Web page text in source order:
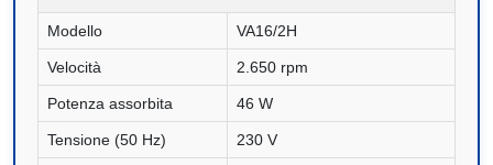
Modello VA16/2H
Velocità 2.650 rpm
Potenza assorbita 46 W
Tensione (50 Hz) 230 V